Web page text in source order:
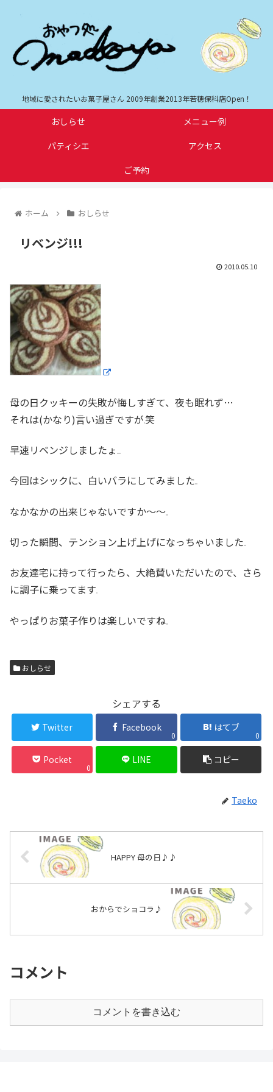
地域に愛されたいお菓子屋さん 2009年創業2013年若穂保科店Open！
おしらせ
メニュー例
パティシエ
アクセス
ご予約
ホーム おしらせ
リベンジ!!!
2010.05.10
母の日クッキーの失敗が悔しすぎて、夜も眠れず…
それは(かなり)言い過ぎですが笑
早速リベンジしましたょ
今回はシックに、白いバラにしてみました
なかなかの出来じゃないですか〜〜
切った瞬間、テンション上げ上げになっちゃいました
お友達宅に持って行ったら、大絶賛いただいたので、さら
に調子に乗ってます
やっぱりお菓子作りは楽しいですね
おしらせ
シェアする
Twitter Facebook
0
はてブ
0
Pocket
0
LINE コピー
Taeko
HAPPY 母の日♪♪
おからでショコラ♪
コメント
コメントを書き込む